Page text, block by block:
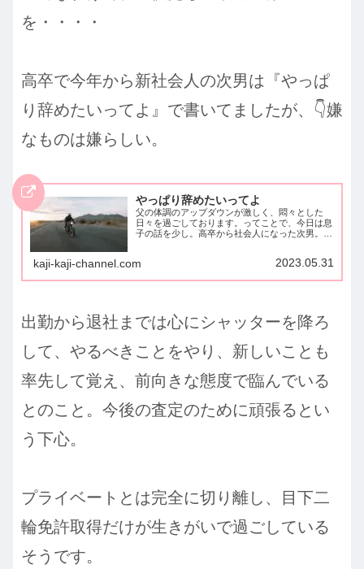
を・・・・
高卒で今年から新社会人の次男は『やっぱ
り辞めたいってよ』で書いてましたが、👇嫌
なものは嫌らしい。
やっぱり辞めたいってよ
父の体調のアップダウンが激しく、悶々とした
日々を過ごしております。ってことで、今日は息
子の話を少し。高卒から社会人になった次男。現
すべては想定内やよね？...
kaji-kaji-channel.com 2023.05.31
出勤から退社までは心にシャッターを降ろ
して、やるべきことをやり、新しいことも
率先して覚え、前向きな態度で臨んでいる
とのこと。今後の査定のために頑張るとい
う下心。
プライベートとは完全に切り離し、目下二
輪免許取得だけが生きがいで過ごしている
そうです。